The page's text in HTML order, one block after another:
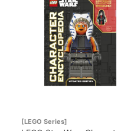
[LEGO Series]